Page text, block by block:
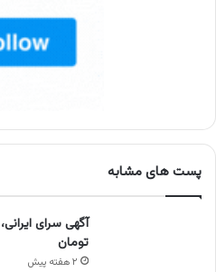
پست های مشابه
تومان
۲ هفته پیش